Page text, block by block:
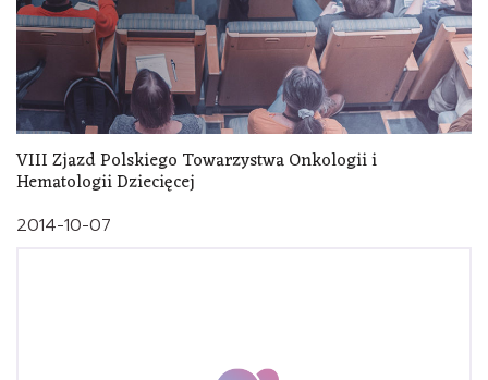
VIII Zjazd Polskiego Towarzystwa Onkologii i
Hematologii Dziecięcej
2014-10-07